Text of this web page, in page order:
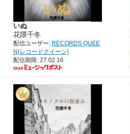
いぬ
花隈千冬
配信ユーザー: RECORDS QUEE
N(レコードクイーン)
配信期限: 27.02.16